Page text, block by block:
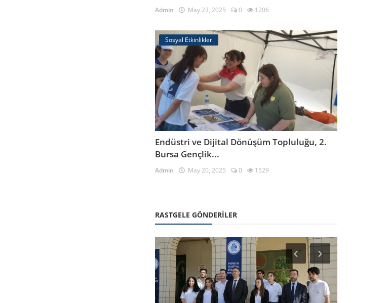
Admin May 23, 2025 0 1206
Sosyal Etkinlikler
Endüstri ve Dijital Dönüşüm Topluluğu, 2.
Bursa Gençlik...
Admin May 20, 2025 0 1529
RASTGELE GÖNDERILER